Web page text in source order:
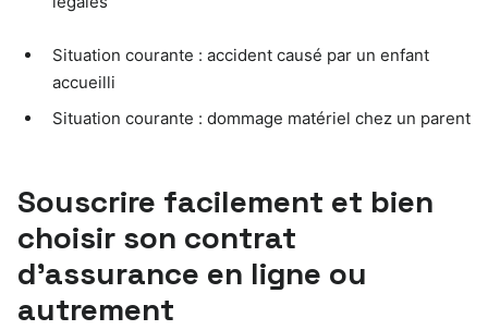
Situation courante : accident causé par un enfant
accueilli
Situation courante : dommage matériel chez un parent
Souscrire facilement et bien
choisir son contrat
d’assurance en ligne ou
autrement